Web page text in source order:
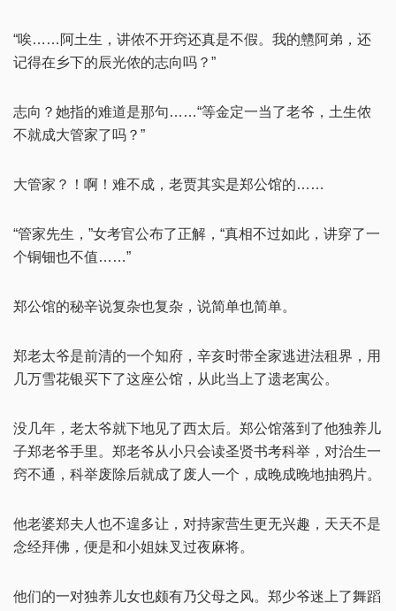
“唉……阿土生，讲侬不开窍还真是不假。我的戆阿弟，还
记得在乡下的辰光侬的志向吗？”
志向？她指的难道是那句……“等金定一当了老爷，土生侬
不就成大管家了吗？”
大管家？！啊！难不成，老贾其实是郑公馆的……
“管家先生，”女考官公布了正解，“真相不过如此，讲穿了一
个铜钿也不值……”
郑公馆的秘辛说复杂也复杂，说简单也简单。
郑老太爷是前清的一个知府，辛亥时带全家逃进法租界，用
几万雪花银买下了这座公馆，从此当上了遗老寓公。
没几年，老太爷就下地见了西太后。郑公馆落到了他独养儿
子郑老爷手里。郑老爷从小只会读圣贤书考科举，对治生一
窍不通，科举废除后就成了废人一个，成晚成晚地抽鸦片。
他老婆郑夫人也不遑多让，对持家营生更无兴趣，天天不是
念经拜佛，便是和小姐妹叉过夜麻将。
他们的一对独养儿女也颇有乃父母之风。郑少爷迷上了舞蹈